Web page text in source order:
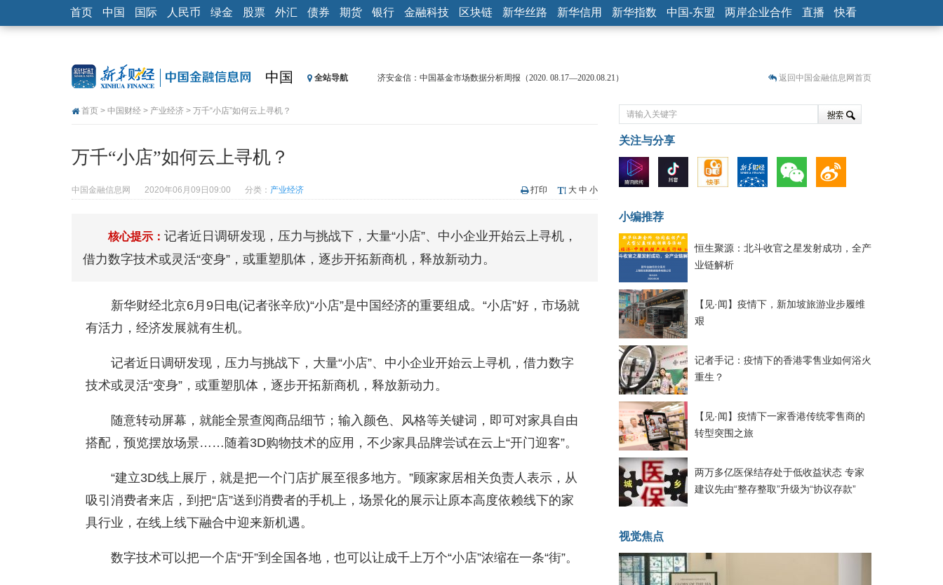
首页 中国 国际 人民币 绿金 股票 外汇 债券 期货 银行 金融科技 区块链 新华丝路 新华信用 新华指数 中国-东盟 两岸企业合作 直播 快看
中国 全站导航
济安金信：中国基金市场数据分析周报（2020. 08.17—2020.08.21）
【新华财经调查】同业存单、结构性存款玩起“跷跷板” 结构性失衡藏
央行公开市场净投放300亿元 短端资金利率明显下行
恒生聚源：北斗收官之星发射成功，全产业链解析
返回中国金融信息网首页
首页 > 中国财经 > 产业经济 > 万千“小店”如何云上寻机？
万千“小店”如何云上寻机？
中国金融信息网 2020年06月09日09:00 分类： 产业经济 打印 大 中 小
核心提示： 记者近日调研发现，压力与挑战下，大量“小店”、中小企业开始云上寻机，
借力数字技术或灵活“变身”，或重塑肌体，逐步开拓新商机，释放新动力。
新华财经北京6月9日电(记者张辛欣)“小店”是中国经济的重要组成。“小店”好，市场就
有活力，经济发展就有生机。
记者近日调研发现，压力与挑战下，大量“小店”、中小企业开始云上寻机，借力数字
技术或灵活“变身”，或重塑肌体，逐步开拓新商机，释放新动力。
随意转动屏幕，就能全景查阅商品细节；输入颜色、风格等关键词，即可对家具自由
搭配，预览摆放场景……随着3D购物技术的应用，不少家具品牌尝试在云上“开门迎客”。
“建立3D线上展厅，就是把一个门店扩展至很多地方。”顾家家居相关负责人表示，从
吸引消费者来店，到把“店”送到消费者的手机上，场景化的展示让原本高度依赖线下的家
具行业，在线上线下融合中迎来新机遇。
数字技术可以把一个店“开”到全国各地，也可以让成千上万个“小店”浓缩在一条“街”。
关注与分享
小编推荐
恒生聚源：北斗收官之星发射成功，全产
业链解析
【见·闻】疫情下，新加坡旅游业步履维
艰
记者手记：疫情下的香港零售业如何浴火
重生？
【见·闻】疫情下一家香港传统零售商的
转型突围之旅
两万多亿医保结存处于低收益状态 专家
建议先由“整存整取”升级为“协议存款”
视觉焦点